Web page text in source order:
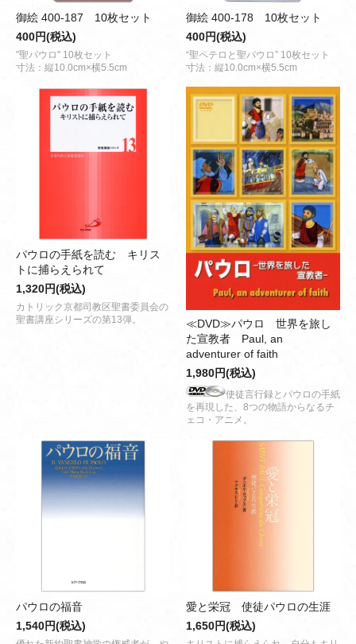
御絵 400-187 10枚セット
400円(税込)
"聖パウロ" 10枚セット
寸法：縦10.0cm×横5.5cm
御絵 400-178 10枚セット
400円(税込)
“聖ペテロと聖パウロ” 10枚セット
寸法：縦10.0cm×横5.5cm
パウロの手紙を読む キリス
トに捕らえられて
1,320円(税込)
カトリック京都司教区聖書委員会の
聖書講座シリーズの第13弾。
≪DVD≫パウロ 世界を旅し
た宣教者 Paul, an
adventurer of faith
1,980円(税込)
使徒言行録とパウロの手紙
を再現した、8つの物語からなるチ
ェコ・アニメ。
パウロの福音
1,540円(税込)
愛と栄冠 使徒パウロの生涯
1,650円(税込)